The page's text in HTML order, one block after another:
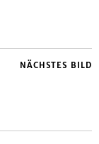
NÄCHSTES BILD